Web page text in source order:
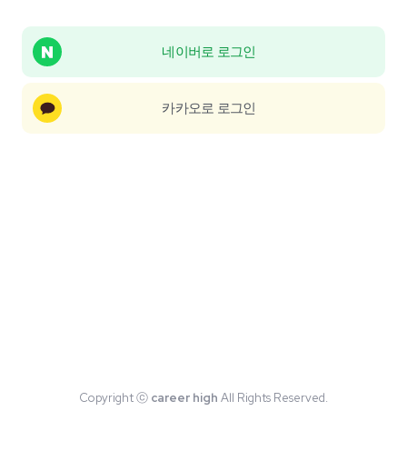
네이버로 로그인
카카오로 로그인
Copyright ⓒ career high All Rights Reserved.